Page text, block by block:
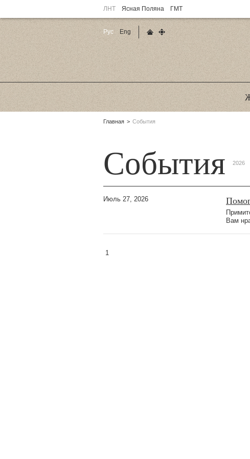
ЛНТ Ясная Поляна ГМТ
Родительские
Главная События
События 2026
Июль 27, 2026
Вам
1
Рус
Eng